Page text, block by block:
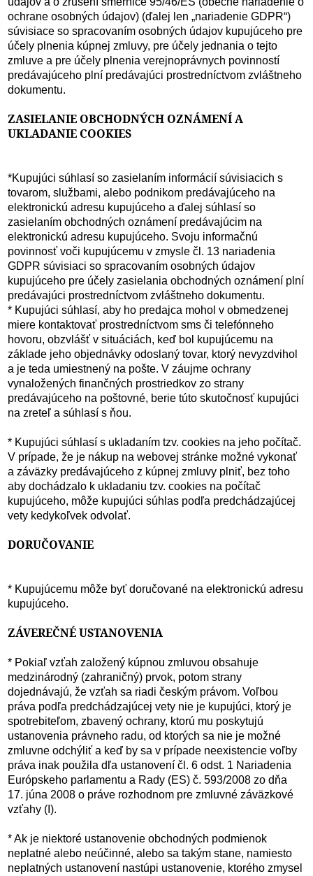
ochrane osobných údajov) (ďalej len „nariadenie GDPR“)
súvisiace so spracovaním osobných údajov kupujúceho pre
účely plnenia kúpnej zmluvy, pre účely jednania o tejto
zmluve a pre účely plnenia verejnoprávnych povinností
predávajúceho plní predávajúci prostredníctvom zvláštneho
dokumentu.
ZASIELANIE OBCHODNÝCH OZNÁMENÍ A
UKLADANIE COOKIES
*Kupujúci súhlasí so zasielaním informácií súvisiacich s
tovarom, službami, alebo podnikom predávajúceho na
elektronickú adresu kupujúceho a ďalej súhlasí so
zasielaním obchodných oznámení predávajúcim na
elektronickú adresu kupujúceho. Svoju informačnú
povinnosť voči kupujúcemu v zmysle čl. 13 nariadenia
GDPR súvisiaci so spracovaním osobných údajov
kupujúceho pre účely zasielania obchodných oznámení plní
predávajúci prostredníctvom zvláštneho dokumentu.
* Kupujúci súhlasí, aby ho predajca mohol v obmedzenej
miere kontaktovať prostredníctvom sms či telefónneho
hovoru, obzvlášť v situáciách, keď bol kupujúcemu na
základe jeho objednávky odoslaný tovar, ktorý nevyzdvihol
a je teda umiestnený na pošte. V záujme ochrany
vynaložených finančných prostriedkov zo strany
predávajúceho na poštovné, berie túto skutočnosť kupujúci
na zreteľ a súhlasí s ňou.
* Kupujúci súhlasí s ukladaním tzv. cookies na jeho počítač.
V prípade, že je nákup na webovej stránke možné vykonať
a záväzky predávajúceho z kúpnej zmluvy plniť, bez toho
aby dochádzalo k ukladaniu tzv. cookies na počítač
kupujúceho, môže kupujúci súhlas podľa predchádzajúcej
vety kedykoľvek odvolať.
DORUČOVANIE
* Kupujúcemu môže byť doručované na elektronickú adresu
kupujúceho.
ZÁVEREČNÉ USTANOVENIA
* Pokiaľ vzťah založený kúpnou zmluvou obsahuje
medzinárodný (zahraničný) prvok, potom strany
dojednávajú, že vzťah sa riadi českým právom. Voľbou
práva podľa predchádzajúcej vety nie je kupujúci, ktorý je
spotrebiteľom, zbavený ochrany, ktorú mu poskytujú
ustanovenia právneho radu, od ktorých sa nie je možné
zmluvne odchýliť a keď by sa v prípade neexistencie voľby
práva inak použila dľa ustanovení čl. 6 odst. 1 Nariadenia
Európskeho parlamentu a Rady (ES) č. 593/2008 zo dňa
17. júna 2008 o práve rozhodnom pre zmluvné záväzkové
vzťahy (I).
* Ak je niektoré ustanovenie obchodných podmienok
neplatné alebo neúčinné, alebo sa takým stane, namiesto
neplatných ustanovení nastúpi ustanovenie, ktorého zmysel